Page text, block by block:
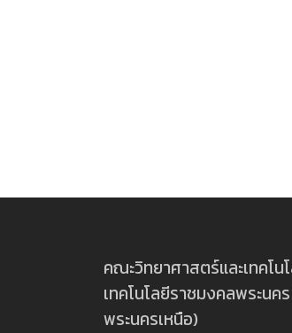
คณะวิทยาศาสตร์และเทคโน
เทคโนโลยีราชมงคลพระนค
พระนครเหนือ)